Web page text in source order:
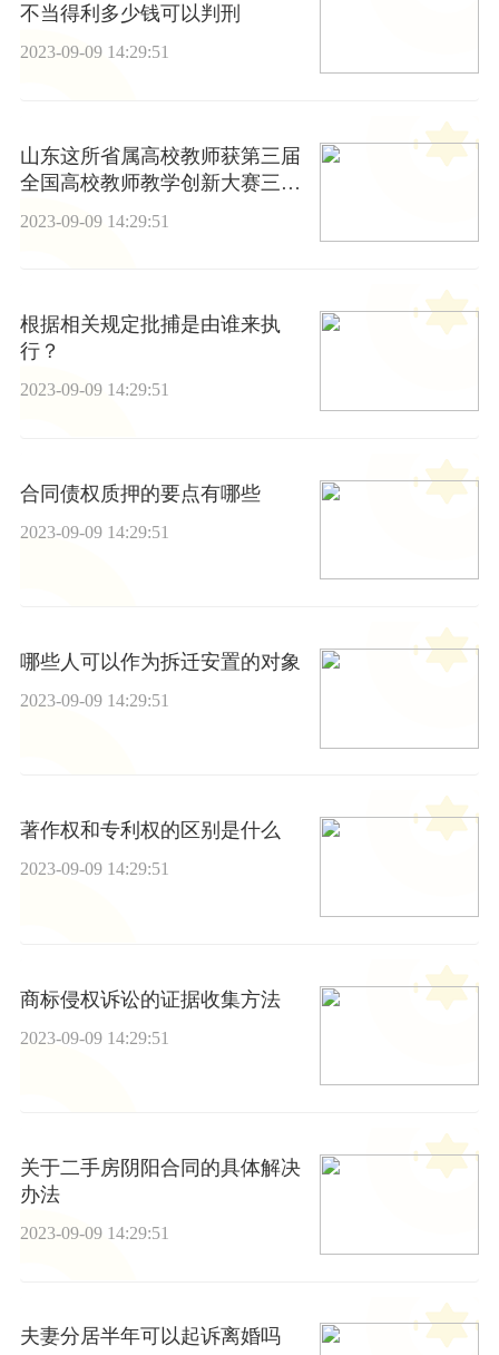
不当得利多少钱可以判刑
2023-09-09 14:29:51
山东这所省属高校教师获第三届
全国高校教师教学创新大赛三等
2023-09-09 14:29:51
根据相关规定批捕是由谁来执
行？
2023-09-09 14:29:51
合同债权质押的要点有哪些
2023-09-09 14:29:51
哪些人可以作为拆迁安置的对象
2023-09-09 14:29:51
著作权和专利权的区别是什么
2023-09-09 14:29:51
商标侵权诉讼的证据收集方法
2023-09-09 14:29:51
关于二手房阴阳合同的具体解决
办法
2023-09-09 14:29:51
夫妻分居半年可以起诉离婚吗